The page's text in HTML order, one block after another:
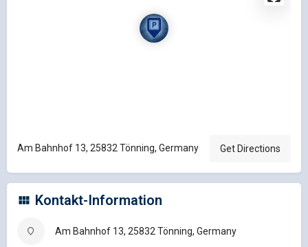
Am Bahnhof 13, 25832 Tönning, Germany Get Directions
Kontakt-Information
Am Bahnhof 13, 25832 Tönning, Germany